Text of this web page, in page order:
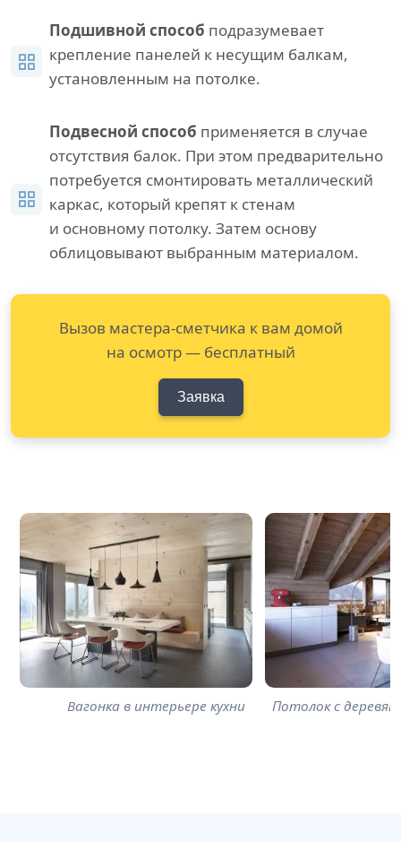
Подшивной способ подразумевает
крепление панелей к несущим балкам,
установленным на потолке.
Подвесной способ применяется в случае
отсутствия балок. При этом предварительно
потребуется смонтировать металлический
каркас, который крепят к стенам
и основному потолку. Затем основу
облицовывают выбранным материалом.
Вызов мастера-сметчика к вам домой
на осмотр — бесплатный
Заявка
Вагонка в интерьере кухни Потолок с